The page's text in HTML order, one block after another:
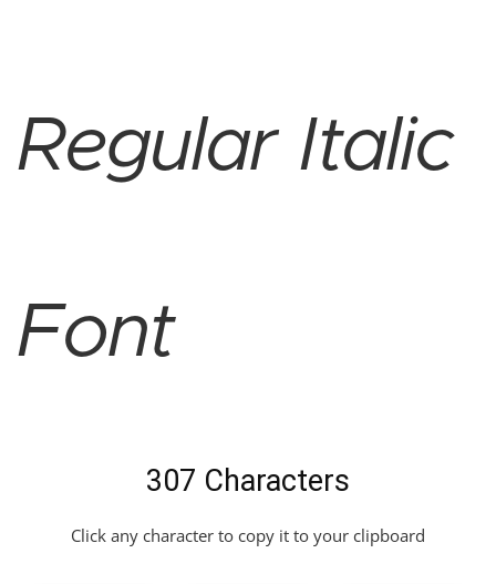
Regular Italic
Font
307 Characters
Click any character to copy it to your clipboard